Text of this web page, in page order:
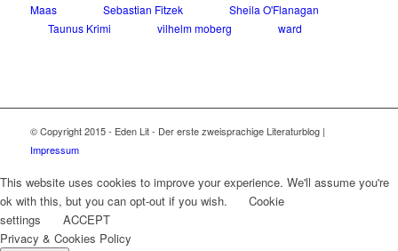
Maas
Sebastian Fitzek
Sheila O'Flanagan
Taunus Krimi
vilhelm moberg ward
© Copyright 2015 - Eden Lit - Der erste zweisprachige Literaturblog |
Impressum
This website uses cookies to improve your experience. We'll assume you're
ok with this, but you can opt-out if you wish.
Cookie
settings
ACCEPT
Privacy & Cookies Policy